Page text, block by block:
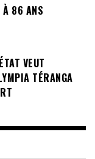
À 86 ANS
VEUT
TÉRANGA